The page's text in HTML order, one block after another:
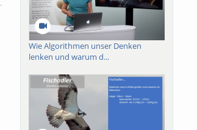
Wie Algorithmen unser Denken
lenken und warum d...